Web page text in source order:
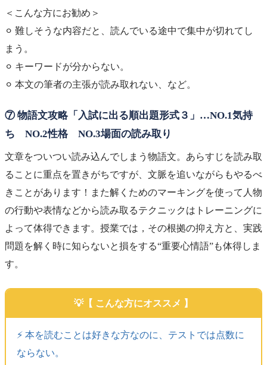
＜こんな方にお勧め＞
⚪︎ 難しそうな内容だと、読んでいる途中で集中が切れてし
まう。
⚪︎ キーワードが分からない。
⚪︎ 本文の筆者の主張が読み取れない、など。
⑦ 物語文攻略「入試に出る順出題形式３」…NO.1気持
ち NO.2性格 NO.3場面の読み取り
文章をついつい読み込んでしまう物語文。あらすじを読み取
ることに重点を置きがちですが、文脈を追いながらもやるべ
きことがあります！また解くためのマーキングを使って人物
の行動や表情などから読み取るテクニックはトレーニングに
よって体得できます。授業では，その根拠の抑え方と、実践
問題を解く時に知らないと損をする“重要心情語”も体得しま
す。
【 こんな方にオススメ 】
⚡️ 本を読むことは好きな方なのに、テストでは点数に
ならない。